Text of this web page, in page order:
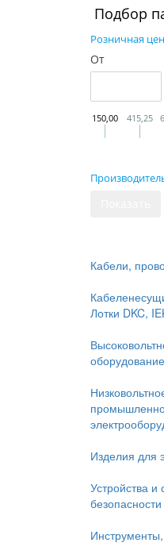
Подбор
Розничная
От
150,00 415,25
Кабели,
Лотки DKC,
оборудование
Изделия для
Устройства и
безопасности